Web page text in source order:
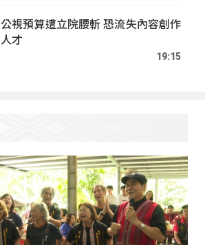
公視預算遭立院腰斬 恐流失內容創作
人才
19:15